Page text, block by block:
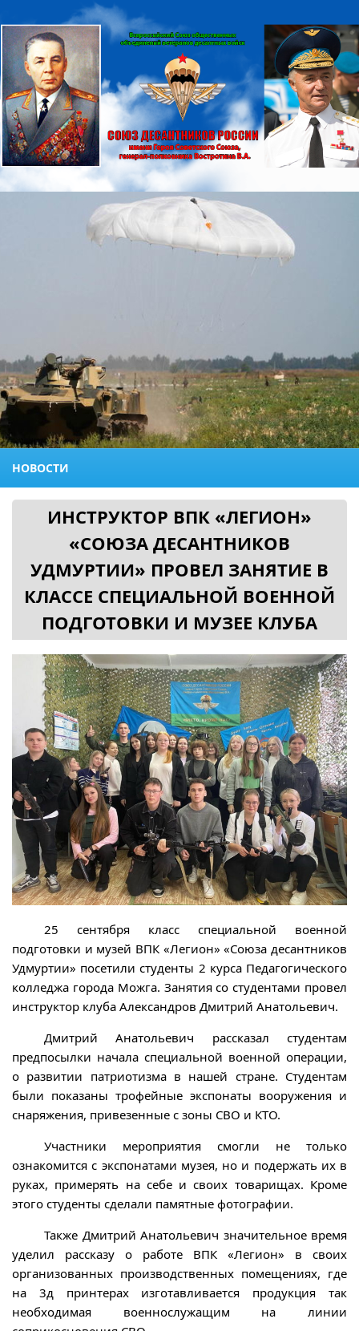
НОВОСТИ
ИНСТРУКТОР ВПК «ЛЕГИОН»
«СОЮЗА ДЕСАНТНИКОВ
УДМУРТИИ» ПРОВЕЛ ЗАНЯТИЕ В
КЛАССЕ СПЕЦИАЛЬНОЙ ВОЕННОЙ
ПОДГОТОВКИ И МУЗЕЕ КЛУБА
25 сентября класс специальной военной
подготовки и музей ВПК «Легион» «Союза десантников
Удмуртии» посетили студенты 2 курса Педагогического
колледжа города Можга. Занятия со студентами провел
инструктор клуба Александров Дмитрий Анатольевич.
Дмитрий Анатольевич рассказал студентам
предпосылки начала специальной военной операции,
о развитии патриотизма в нашей стране. Студентам
были показаны трофейные экспонаты вооружения и
снаряжения, привезенные с зоны СВО и КТО.
Участники мероприятия смогли не только
ознакомится с экспонатами музея, но и подержать их в
руках, примерять на себе и своих товарищах. Кроме
этого студенты сделали памятные фотографии.
Также Дмитрий Анатольевич значительное время
уделил рассказу о работе ВПК «Легион» в своих
организованных производственных помещениях, где
на 3д принтерах изготавливается продукция так
необходимая военнослужащим на линии